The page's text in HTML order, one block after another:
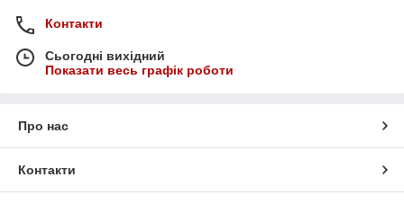
Контакти
Сьогодні вихідний
Показати весь графік роботи
Про нас
Контакти